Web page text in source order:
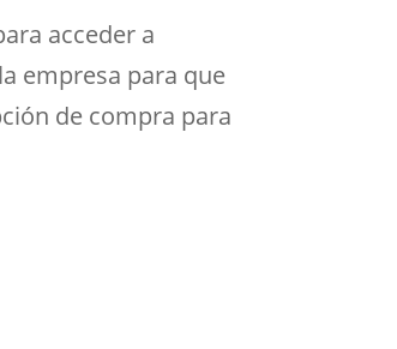
acceder a
empresa para que
de compra para